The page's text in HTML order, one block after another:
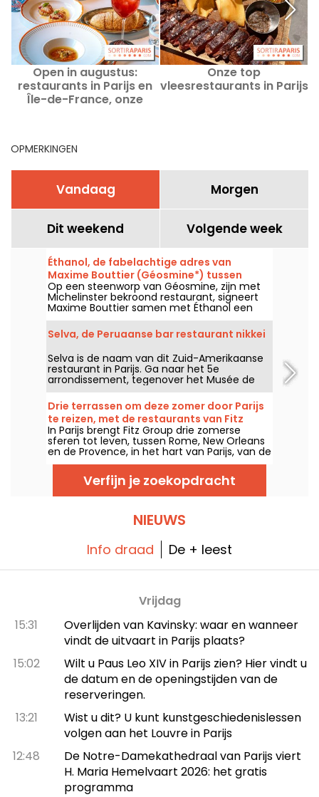
Open in augustus:
restaurants in Parijs en
Île-de-France, onze
Onze top
vleesrestaurants in Parijs
OPMERKINGEN
Vandaag Morgen
Dit weekend Volgende week
Éthanol, de fabelachtige adres van
Maxime Bouttier (Géosmine*) tussen
wijnbar en auteurentafel
Op een steenworp van Géosmine, zijn met
Michelinster bekroond restaurant, signeert
Maxime Bouttier samen met Éthanol een
wat informelere eetplek, ontworpen rond
gedeelde schotels en een imposante
wijnkaart. Een ambitieus adres dat uitblinkt in
uitzonderlijke producten, een keuken van
zeer hoog niveau en een bruisende sfeer, al
een van onze beste ontdekkingen van het
jaar.
Selva, de Peruaanse bar restaurant nikkei
Selva is de naam van dit Zuid-Amerikaanse
restaurant in Parijs. Ga naar het 5e
arrondissement, tegenover het Musée de
Cluny, om te smullen van originele Latijns-
Amerikaanse gerechten die naar sintels en
kruiden ruiken.
Drie terrassen om deze zomer door Parijs
te reizen, met de restaurants van Fitz
Group
In Parijs brengt Fitz Group drie zomerse
sferen tot leven, tussen Rome, New Orleans
en de Provence, in het hart van Parijs, van de
Opéra tot de Eiffeltoren. Elke locatie biedt
dankzij zijn terras een volwaardige halte,
zonder de hoofdstad te verlaten.
Verfijn je zoekopdracht
NIEUWS
Info draad De + leest
Vrijdag
15:31
Overlijden van Kavinsky: waar en wanneer
vindt de uitvaart in Parijs plaats?
15:02
Wilt u Paus Leo XIV in Parijs zien? Hier vindt u
de datum en de openingstijden van de
reserveringen.
13:21
Wist u dit? U kunt kunstgeschiedenislessen
volgen aan het Louvre in Parijs
12:48
De Notre-Damekathedraal van Parijs viert
H. Maria Hemelvaart 2026: het gratis
programma